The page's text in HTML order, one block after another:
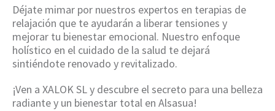
Déjate mimar por nuestros expertos en terapias de
relajación que te ayudarán a liberar tensiones y
mejorar tu bienestar emocional. Nuestro enfoque
holístico en el cuidado de la salud te dejará
sintiéndote renovado y revitalizado.
¡Ven a XALOK SL y descubre el secreto para una belleza
radiante y un bienestar total en Alsasua!